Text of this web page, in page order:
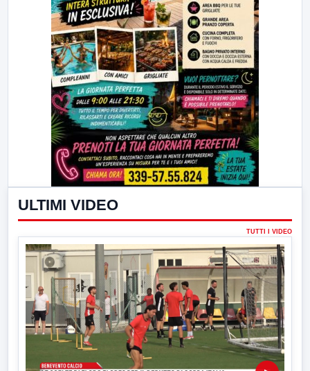
ULTIMI VIDEO
TUTTI I VIDEO